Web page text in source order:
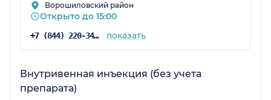
Ворошиловский район
Открыто до 15:00
+7 (844) 220-34-00 показать
Внутривенная инъекция (без учета
препарата)